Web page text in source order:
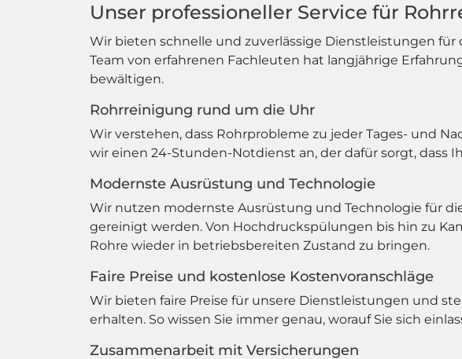
Unser professioneller Service für
Wir bieten schnelle und zuverlässige Dienstleistungen
Team von erfahrenen Fachleuten hat langjährige
bewältigen.
Rohrreinigung rund um die Uhr
Wir verstehen, dass Rohrprobleme zu jeder Tages- und
wir einen 24-Stunden-Notdienst an, der dafür sorgt, dass
Modernste Ausrüstung und Technologie
Wir nutzen modernste Ausrüstung und Technologie für
gereinigt werden. Von Hochdruckspülungen bis hin zu
Rohre wieder in betriebsbereiten Zustand zu bringen.
Faire Preise und kostenlose Kostenvoranschläge
Wir bieten faire Preise für unsere Dienstleistungen und
erhalten. So wissen Sie immer genau, worauf Sie sich
Zusammenarbeit mit Versicherungen